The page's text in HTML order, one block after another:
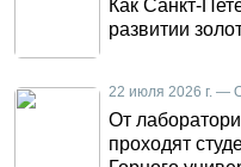
Как Санкт-
развитии
22 июля 2026 г. —
От
проходят